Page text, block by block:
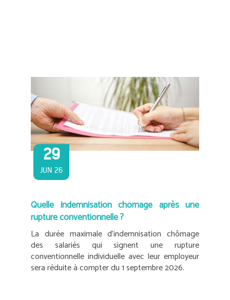
29
JUN 26
Quelle indemnisation chômage après une
rupture conventionnelle ?
La durée maximale d’indemnisation chômage
des salariés qui signent une rupture
conventionnelle individuelle avec leur employeur
sera réduite à compter du 1 septembre 2026.